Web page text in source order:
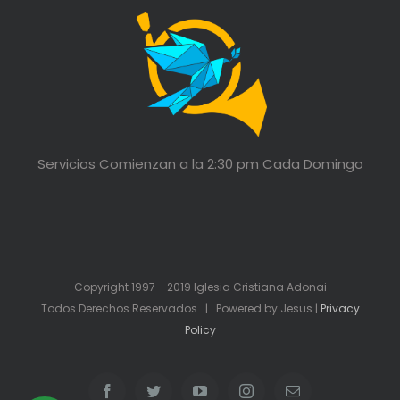
Servicios Comienzan a la 2:30 pm Cada Domingo
Copyright 1997 - 2019 Iglesia Cristiana Adonai
Todos Derechos Reservados | Powered by Jesus | Privacy
Policy
FacebookTwitter YouTubeInstagramEmail